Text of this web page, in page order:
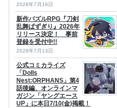
2026年7月16日
新作パズルRPG『刀剣
乱舞ぱずぎり』2026年
リリース決定！ 事前
登録を受付中!!
2026年7月13日
公式コミカライズ
「Dolls
Nest:ORPHANS」第4
話後編、オンラインマ
ガジン「ヤングエース
UP」に本日7/10(金)掲載！